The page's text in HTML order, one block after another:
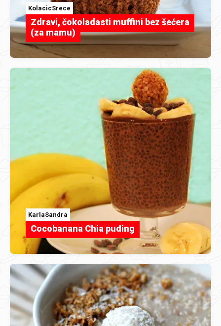
KolacicSrece
Zdravi, čokoladasti muffini bez šećera
(za mamu)
KarlaSandra
Cocobanana Chia puding